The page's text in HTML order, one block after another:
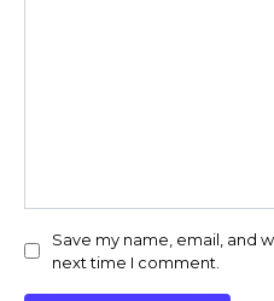
Save my name, email, and
next time I comment.